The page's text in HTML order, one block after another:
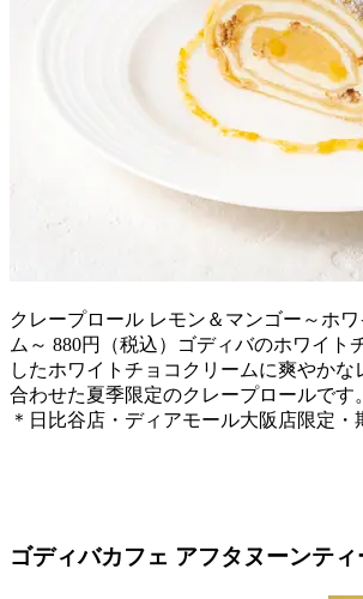
クレープロール レモン＆マンゴー～ホ
ム～ 880円（税込）ゴディバのホワイト
したホワイトチョコクリームに爽やかな
合わせた夏季限定のクレープロールです。
＊日比谷店・ディアモール大阪店限定・
ゴディバカフェ アフタヌーンティ